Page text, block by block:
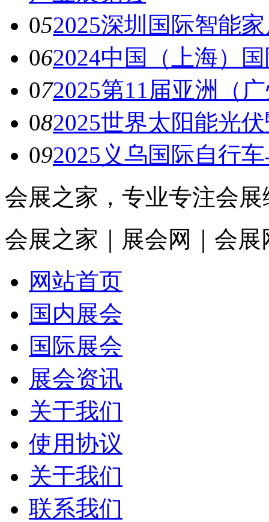
052025深圳国际智能
062024中国（上海）
072025第11届亚洲（
082025世界太阳能光
092025义乌国际自行
会展之家，专业专注会
会展之家｜展会网｜会展
网站首页
国内展会
国际展会
展会资讯
关于我们
使用协议
关于我们
联系我们